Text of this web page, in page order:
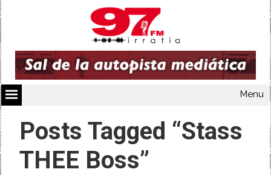
Menu
Posts Tagged “Stass
THEE Boss”